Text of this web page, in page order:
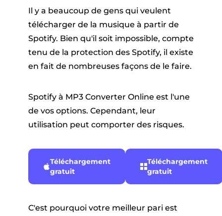
Il y a beaucoup de gens qui veulent
télécharger de la musique à partir de
Spotify. Bien qu'il soit impossible, compte
tenu de la protection des Spotify, il existe
en fait de nombreuses façons de le faire.
Spotify à MP3 Converter Online est l'une
de vos options. Cependant, leur
utilisation peut comporter des risques.
Téléchargement
gratuit
Téléchargement
gratuit
C'est pourquoi votre meilleur pari est